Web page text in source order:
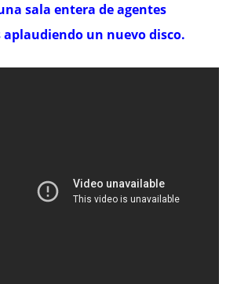
sala entera de agentes
aplaudiendo un nuevo disco.